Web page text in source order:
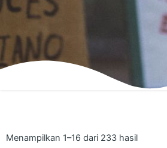
Menampilkan 1–16 dari 233 hasil